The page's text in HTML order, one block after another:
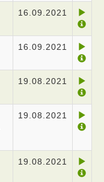
16.09.2021
16.09.2021
19.08.2021
19.08.2021
19.08.2021